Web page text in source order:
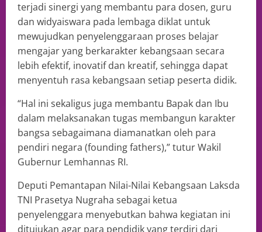
terjadi sinergi yang membantu para dosen, guru
dan widyaiswara pada lembaga diklat untuk
mewujudkan penyelenggaraan proses belajar
mengajar yang berkarakter kebangsaan secara
lebih efektif, inovatif dan kreatif, sehingga dapat
menyentuh rasa kebangsaan setiap peserta didik.
“Hal ini sekaligus juga membantu Bapak dan Ibu
dalam melaksanakan tugas membangun karakter
bangsa sebagaimana diamanatkan oleh para
pendiri negara (founding fathers),” tutur Wakil
Gubernur Lemhannas RI.
Deputi Pemantapan Nilai-Nilai Kebangsaan Laksda
TNI Prasetya Nugraha sebagai ketua
penyelenggara menyebutkan bahwa kegiatan ini
ditujukan agar para pendidik yang terdiri dari